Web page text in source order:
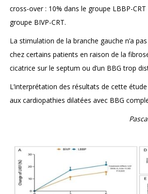
cross-over : 10% dans le groupe LBBP-
groupe BIVP-CRT.
La stimulation de la branche gauche n’a
chez certains patients en raison de la
cicatrice sur le septum ou d’un BBG trop
L’interprétation des résultats de cette
aux cardiopathies dilatées avec BBG